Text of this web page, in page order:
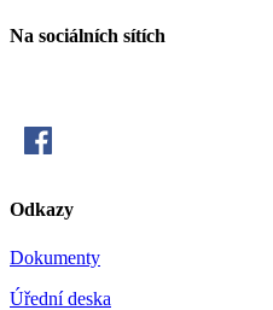
Na sociálních sítích
Odkazy
Dokumenty
Úřední deska